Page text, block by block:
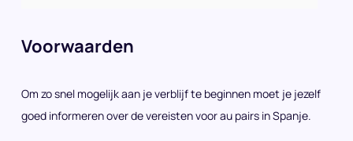
Voorwaarden
Om zo snel mogelijk aan je verblijf te beginnen moet je jezelf
goed informeren over de vereisten voor au pairs in Spanje.